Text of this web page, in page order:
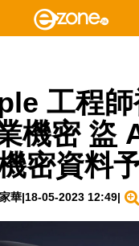
工程
機密 盜
密資料
華|18-05-2023 12:49|